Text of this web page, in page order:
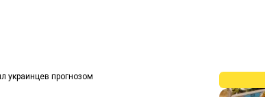
украинцев прогнозом